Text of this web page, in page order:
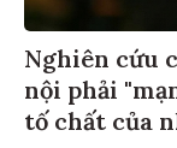
Nghiên cứu
nội phải
tố chất của